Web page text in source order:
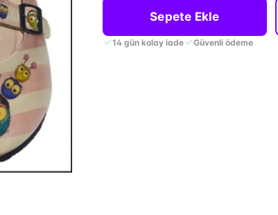
Sepete Ekle
14 gün kolay iade Güvenli ödeme